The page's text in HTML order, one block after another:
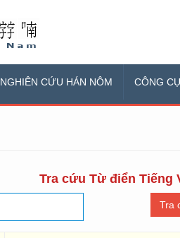
NGHIÊN CỨU HÁN NÔM CÔNG
Tra cứu Từ điển Tiếng